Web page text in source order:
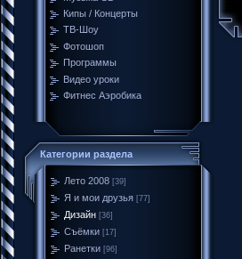
Кипы / Концерты
ТВ-Шоу
Фотошоп
Программы
Видео уроки
Фитнес Аэробика
Категории раздела
Лето 2008 [39]
Я и мои друзья [77]
Дизайн [36]
Съёмки [17]
Ранетки [96]